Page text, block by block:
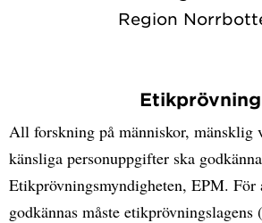
Region
Etikprövning
All forskning på människor, mänsklig
känsliga personuppgifter ska
Etikprövningsmyndigheten, EPM. För
godkännas måste etikprövningslagens